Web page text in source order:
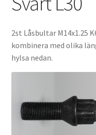
2st Låsbultar M14x1.25
kombinera med olika
hylsa nedan.